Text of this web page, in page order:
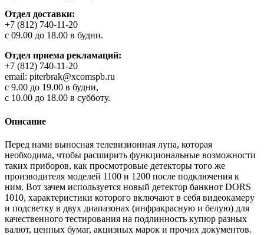
Отдел доставки:
+7 (812) 740-11-20
с 09.00 до 18.00 в будни.
Отдел приема рекламаций:
+7 (812) 740-11-20
email: piterbrak@xcomspb.ru
с 9.00 до 19.00 в будни,
с 10.00 до 18.00 в субботу.
Описание
Перед нами выносная телевизионная лупа, которая
необходима, чтобы расширить функциональные возможности
таких приборов, как просмотровые детекторы того же
производителя моделей 1100 и 1200 после подключения к
ним. Вот зачем используется новый детектор банкнот DORS
1010, характеристики которого включают в себя видеокамеру
и подсветку в двух диапазонах (инфракрасную и белую) для
качественного тестирования на подлинность купюр разных
валют, ценных бумаг, акцизных марок и прочих документов.